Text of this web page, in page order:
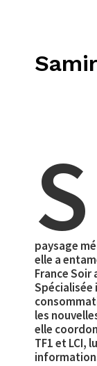
S
paysage
elle a
France Soir
Spécialisée
les
elle
TF1 et LCI,